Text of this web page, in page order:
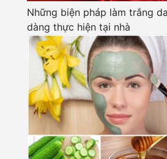
Những biện pháp làm trắng
dàng thực hiện tại nhà